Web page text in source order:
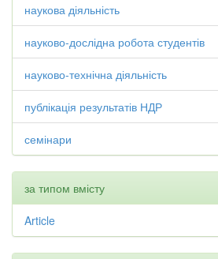
наукова діяльність
науково-дослідна робота студентів
науково-технічна діяльність
публікація результатів НДР
семінари
за типом вмісту
Article